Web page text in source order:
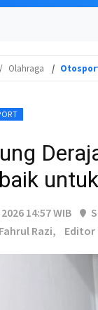
Olahraga
14:57 WIB
Razi,
Editor